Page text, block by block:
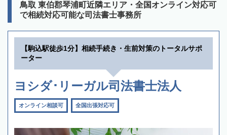
鳥取 東伯郡琴浦町近隣エリア・全国オンライン対応可
で相続対応可能な司法書士事務所
【駒込駅徒歩1分】相続手続き・生前対策のトータルサポ
ーター
ヨシダ･リーガル司法書士法人
オンライン相談可 全国出張対応可